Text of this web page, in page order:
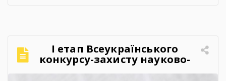
поезії, а також разом виконали безсмертний
[…]
І етап Всеукраїнського
конкурсу-захисту науково-
дослідницьких робіт учнів-